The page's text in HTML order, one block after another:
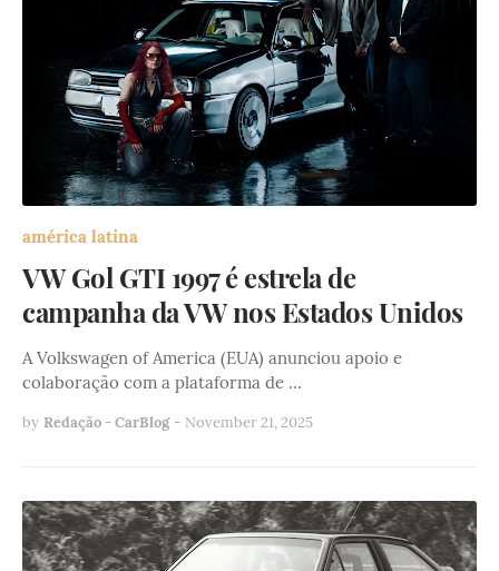
américa latina
VW Gol GTI 1997 é estrela de
campanha da VW nos Estados Unidos
A Volkswagen of America (EUA) anunciou apoio e
colaboração com a plataforma de …
by Redação - CarBlog - November 21, 2025